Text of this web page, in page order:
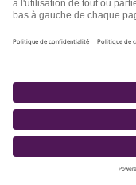
Merci de votre aide
Répondre
Bjr, Je prends 500
500 mg de